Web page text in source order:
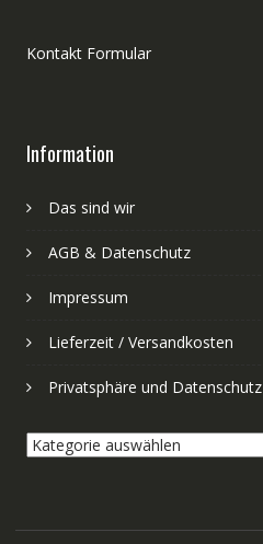
Kontakt Formular
Information
Das sind wir
AGB & Datenschutz
Impressum
Lieferzeit / Versandkosten
Privatsphäre und Datenschutz
Kategorie